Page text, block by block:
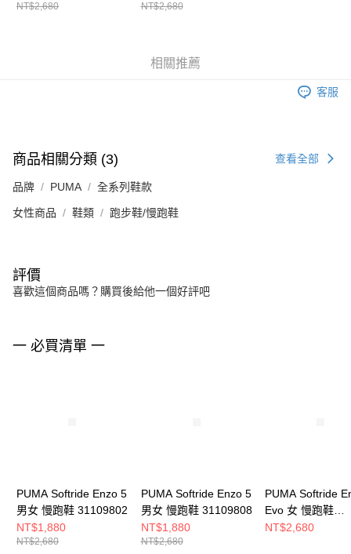
NT$2,680 NT$2,680
相關推薦
客服
商品相關分類 (3) 查看全部
品牌 PUMA 全系列鞋款
女性商品 鞋類 跑步鞋/慢跑鞋
評價
喜歡這個商品嗎？購買後給他一個好評吧
一 必買清單 一
PUMA Softride Enzo 5
男女 慢跑鞋 31109802
NT$1,880
NT$2,680
PUMA Softride Enzo 5
男女 慢跑鞋 31109808
NT$1,880
NT$2,680
PUMA Softride
Evo 女 慢跑鞋
37704821
NT$2,680